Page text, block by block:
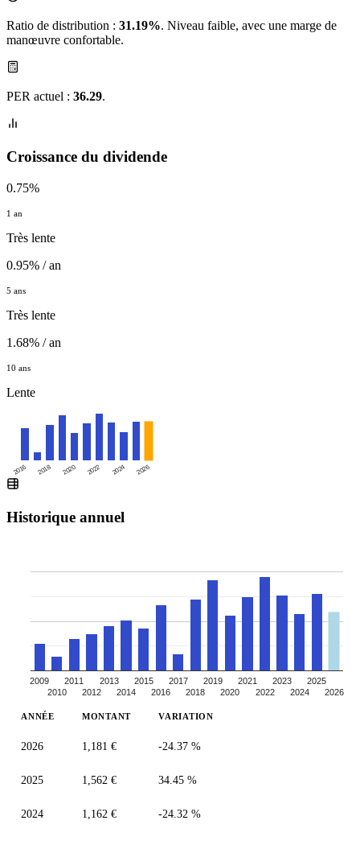
Ratio de distribution : 31.19%. Niveau faible, avec une marge de
manœuvre confortable.
PER actuel : 36.29.
Croissance du dividende
0.75%
1 an
Très lente
0.95% / an
5 ans
Très lente
1.68% / an
10 ans
Lente
2016 2018 2020 2022 2024 2026
Historique annuel
2009
2010
2011
2012
2013
2014
2015
2016
2017
2018
2019
2020
2021
2022
2023
2024
2025
2026
ANNÉE MONTANT VARIATION
2026 1,181 € -24.37 %
2025 1,562 € 34.45 %
2024 1,162 € -24.32 %